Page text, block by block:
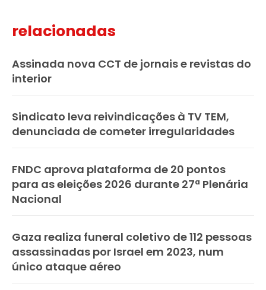
relacionadas
Assinada nova CCT de jornais e revistas do
interior
Sindicato leva reivindicações à TV TEM,
denunciada de cometer irregularidades
FNDC aprova plataforma de 20 pontos
para as eleições 2026 durante 27ª Plenária
Nacional
Gaza realiza funeral coletivo de 112 pessoas
assassinadas por Israel em 2023, num
único ataque aéreo